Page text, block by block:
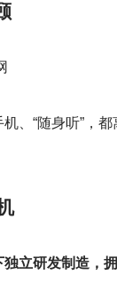
、“随身听”，
立研发制造，